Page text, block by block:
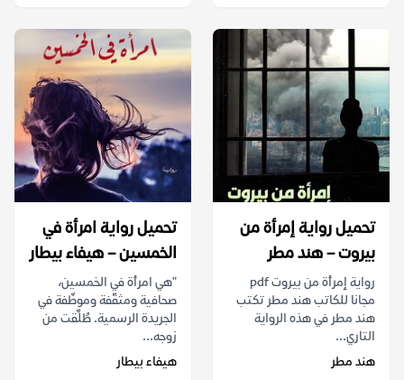
تحميل رواية إمرأة من
بيروت – هند مطر
رواية إمرأة من بيروت pdf
مجانا للكاتب هند مطر تكتب
هند مطر في هذه الرواية
التاري...
هند مطر
تحميل رواية امرأة في
الخمسين – هيفاء بيطار
"هي امرأة في الخمسين،
صحافية ومثقّفة وموظّفة في
الجريدة الرسمية. طُلِّقت من
زوجه...
هيفاء بيطار